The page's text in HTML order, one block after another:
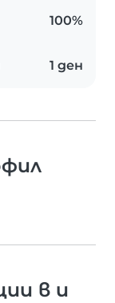
100%
1 ден
в и